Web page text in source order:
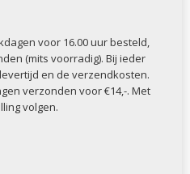
voor 16.00 uur besteld,
(mits voorradig). Bij ieder
en de verzendkosten.
verzonden voor €14,-. Met
volgen.